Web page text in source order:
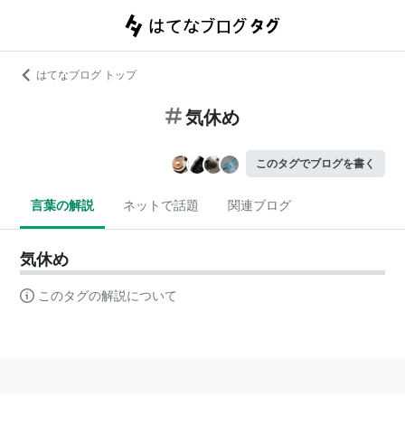
はてなブログ トップ
気休め
このタグでブログを書く
言葉の解説 ネットで話題 関連ブログ
気休め
このタグの解説について